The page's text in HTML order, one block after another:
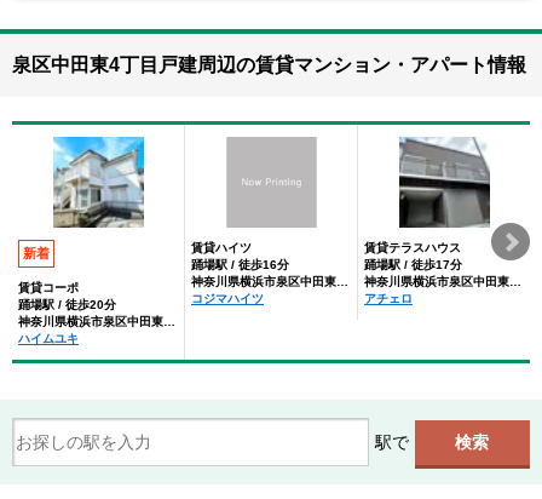
泉区中田東4丁目戸建周辺の賃貸マンション・アパート情報
新着
賃貸コーポ
踊場駅 / 徒歩20分
神奈川県横浜市泉区中田東４丁目
ハイムユキ
賃貸ハイツ
踊場駅 / 徒歩16分
神奈川県横浜市泉区中田東４丁目
コジマハイツ
賃貸テラスハウス
踊場駅 / 徒歩17分
神奈川県横浜市泉区中田東４丁目
アチェロ
駅で